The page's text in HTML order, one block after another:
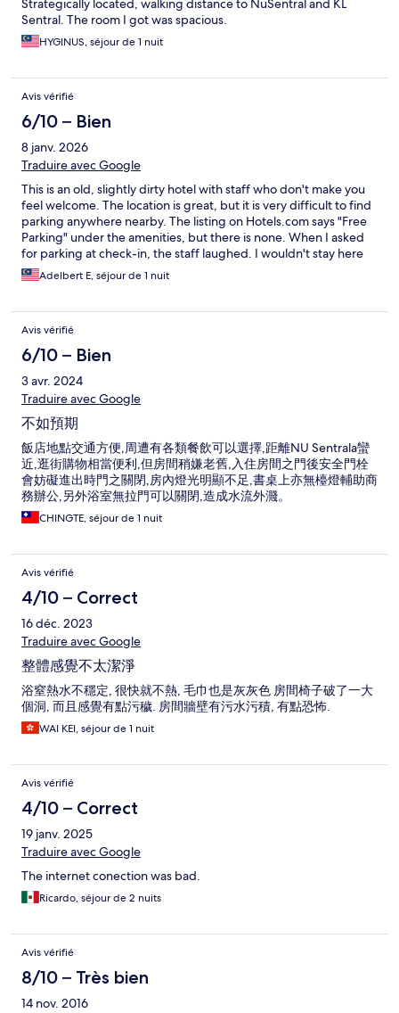
Strategically located, walking distance to NuSentral and KL
Sentral. The room I got was spacious.
HYGINUS, séjour de 1 nuit
Avis vérifié
6/10 – Bien
8 janv. 2026
Traduire avec Google
This is an old, slightly dirty hotel with staff who don't make you
feel welcome. The location is great, but it is very difficult to find
parking anywhere nearby. The listing on Hotels.com says "Free
Parking" under the amenities, but there is none. When I asked
for parking at check-in, the staff laughed. I wouldn't stay here
again.Adelbert E, séjour de 1 nuit
Avis vérifié
6/10 – Bien
3 avr. 2024
Traduire avec Google
不如預期
飯店地點交通方便,周遭有各類餐飲可以選擇,距離NU Sentrala蠻
近,逛街購物相當便利,但房間稍嫌老舊,入住房間之門後安全門栓
會妨礙進出時門之關閉,房內燈光明顯不足,書桌上亦無檯燈輔助商
務辦公,另外浴室無拉門可以關閉,造成水流外濺。
CHINGTE, séjour de 1 nuit
Avis vérifié
4/10 – Correct
16 déc. 2023
Traduire avec Google
整體感覺不太潔淨
浴窒熱水不穩定, 很快就不熱, 毛巾也是灰灰色 房間椅子破了一大
個洞, 而且感覺有點污穢. 房間牆壁有污水污積, 有點恐怖.
WAI KEI, séjour de 1 nuit
Avis vérifié
4/10 – Correct
19 janv. 2025
Traduire avec Google
The internet conection was bad.
Ricardo, séjour de 2 nuits
Avis vérifié
8/10 – Très bien
14 nov. 2016